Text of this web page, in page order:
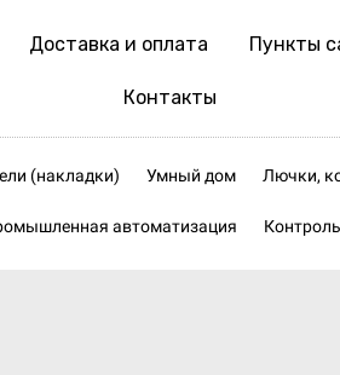
Доставка и оплата Пункты
Контакты
(накладки) Умный дом Лючки,
автоматизация